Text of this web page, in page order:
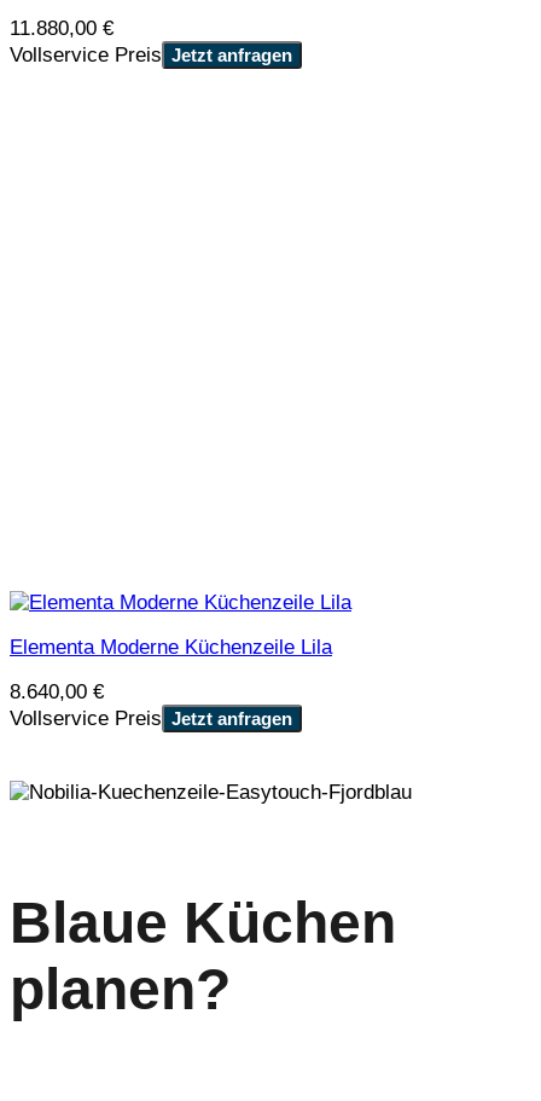
11.880,00 €
Vollservice Preis Jetzt anfragen
Elementa Moderne Küchenzeile Lila
8.640,00 €
Vollservice Preis Jetzt anfragen
Blaue Küchen
planen?